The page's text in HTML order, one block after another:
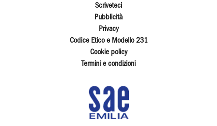
Scriveteci
Pubblicità
Privacy
Codice Etico e Modello 231
Cookie policy
Termini e condizioni